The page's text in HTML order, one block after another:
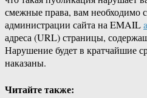
смежные права, вам необходимо
администрации сайта на EMAIL
адреса (URL) страницы,
Нарушение будет в кратчайшие
наказаны.
Читайте также: